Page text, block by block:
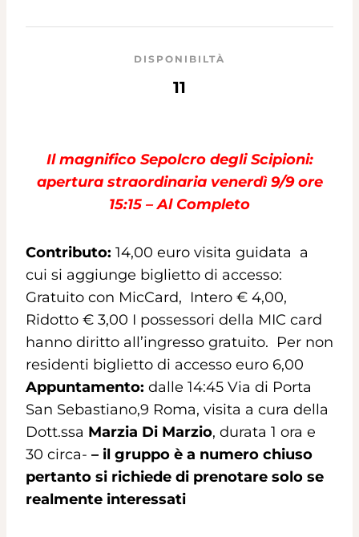
DISPONIBILTÀ
11
Ilmagnifico Sepolcro degli Scipioni:
apertura straordinaria venerdì 9/9 ore
15:15 – Al Completo
Contributo: 14,00 euro visita guidata a
cui si aggiunge biglietto di accesso:
Gratuito con MicCard, Intero € 4,00,
Ridotto € 3,00 I possessori della MIC card
hanno diritto all’ingresso gratuito. Per non
residenti biglietto di accesso euro 6,00
Appuntamento: dalle 14:45 Via di Porta
San Sebastiano,9 Roma, visita a cura della
Dott.ssa Marzia Di Marzio, durata 1 ora e
30 circa- – il gruppo è a numero chiuso
pertanto si richiede di prenotare solo se
realmente interessati